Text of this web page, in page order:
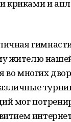
криками и
жителю
во многих
мог